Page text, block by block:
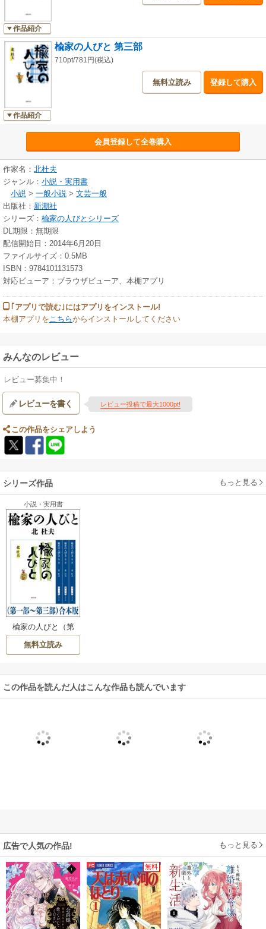
作品紹介
作品紹介
楡家の人びと 第三部
710pt/781円(税込)
無料立読み 登録して購入
会員登録して全巻購入
作家名： 北杜夫
ジャンル： 小説・実用書
小説 > 一般小説 > 文芸一般
出版社： 新潮社
シリーズ： 楡家の人びとシリーズ
DL期限：無期限
配信開始日：2014年6月20日
ファイルサイズ：0.5MB
ISBN：9784101131573
対応ビューア：ブラウザビューア、本棚アプリ
｢アプリで読む｣にはアプリをインストール!
本棚アプリを こちらからインストールしてください
みんなのレビュー
レビュー募集中！
レビューを書く レビュー投稿で最大1000pt!
この作品をシェアしよう
シリーズ作品 もっと見る
小説・実用書
楡家の人びと（第
一部～第三部） 合
本版
無料立読み
この作品を読んだ人はこんな作品も読んでいます
広告で人気の作品! もっと見る
無料